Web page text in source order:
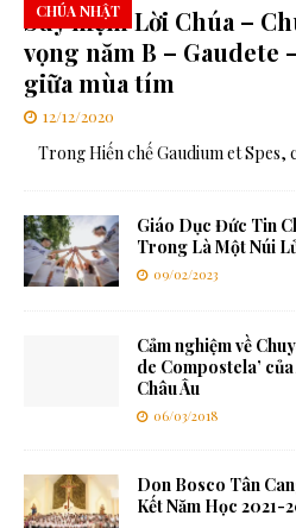
Suy niệm Lời Chúa –
vọng năm B – Gaudete
giữa mùa tím
CHÚA NHẬT
12/12/2020
Trong Hiến chế Gaudium et Spes,
Giáo Dục Đức Tin
Trong Là Một Núi
09/02/2023
Cảm nghiệm về
de Compostela’
Châu Âu
06/03/2018
Don Bosco Tân
Kết Năm Học 2021-